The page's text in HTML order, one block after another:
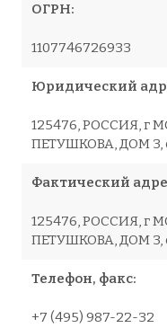
ОГРН:
1107746726933
Юридический
125476, РОССИЯ, г
ПЕТУШКОВА, ДОМ 3,
Фактический
125476, РОССИЯ, г
ПЕТУШКОВА, ДОМ 3,
Телефон, факс:
+7 (495) 987-22-32